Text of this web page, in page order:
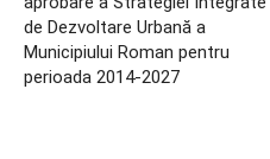
de Dezvoltare Urbană a
Municipiului Roman pentru
perioada 2014-2027